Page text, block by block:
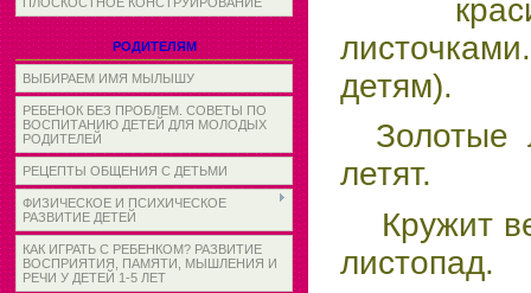
РОДИТЕЛЯМ
ВЫБИРАЕМ ИМЯ МЫЛЫШУ
РЕБЕНОК БЕЗ ПРОБЛЕМ. СОВЕТЫ ПО
ВОСПИТАНИЮ ДЕТЕЙ ДЛЯ МОЛОДЫХ
РОДИТЕЛЕЙ
РЕЦЕПТЫ ОБЩЕНИЯ С ДЕТЬМИ
ФИЗИЧЕСКОЕ И ПСИХИЧЕСКОЕ
РАЗВИТИЕ ДЕТЕЙ
КАК ИГРАТЬ С РЕБЕНКОМ? РАЗВИТИЕ
ВОСПРИЯТИЯ, ПАМЯТИ, МЫШЛЕНИЯ И
РЕЧИ У ДЕТЕЙ 1-5 ЛЕТ
детям).
Золотые
летят.
Кружит
листопад.